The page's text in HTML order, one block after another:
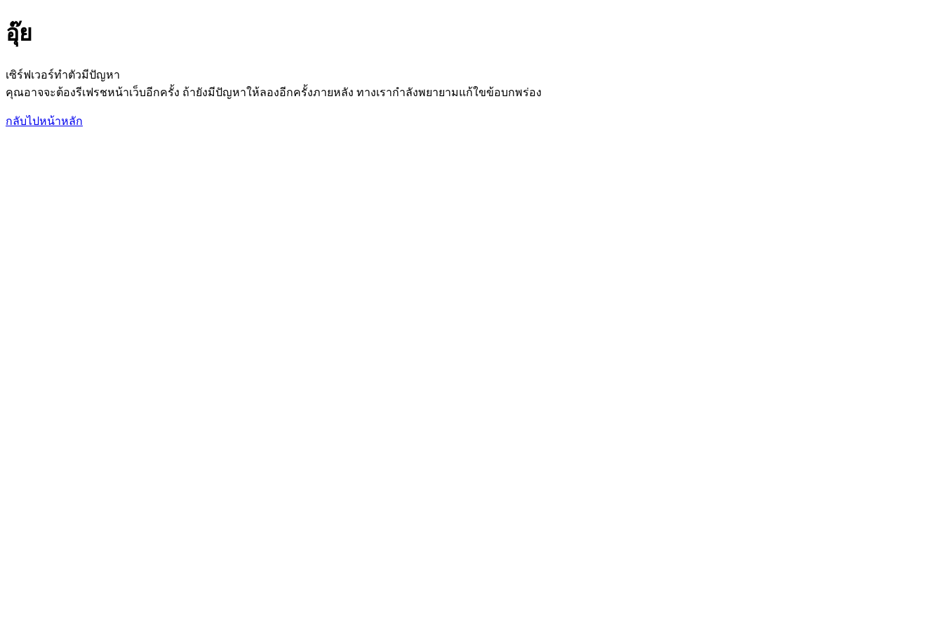
อุ๊ย
เซิร์ฟเวอร์ทำตัวมีปัญหา
คุณอาจจะต้องรีเฟรชหน้าเว็บอีกครั้ง ถ้ายังมีปัญหาให้ลองอีกครั้งภายหลัง ทางเรากำลังพยายามแก้ใขข้อบกพร่อง
กลับไปหน้าหลัก